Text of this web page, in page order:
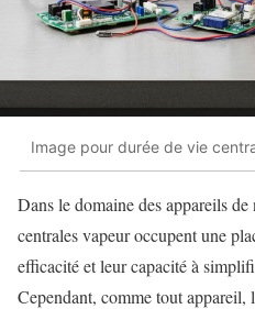
Image pour durée de vie
Dans le domaine des appareils de
centrales vapeur occupent une
efficacité et leur capacité à
Cependant, comme tout appareil,